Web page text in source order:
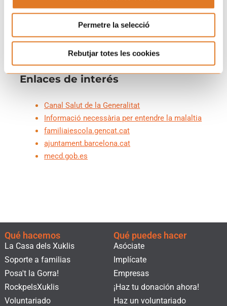
Permetre la selecció
Rebutjar totes les cookies
Carta Europea de los Derechos de la Infancia
Hospitalizada
Enlaces de interés
Canal Salut de la Generalitat
Informació necessària per entendre la malaltia
familiaiescola.gencat.cat
ajuntament.barcelona.cat
mecd.gob.es
Qué hacemos
La Casa dels Xuklis
Soporte a familias
Posa't la Gorra!
RockpelsXuklis
Voluntariado
Qué puedes hacer
Asóciate
Implícate
Empresas
¡Haz tu donación ahora!
Haz un voluntariado